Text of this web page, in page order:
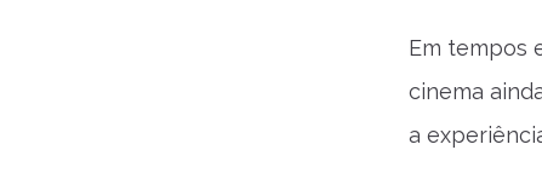
Em tempos
cinema
a